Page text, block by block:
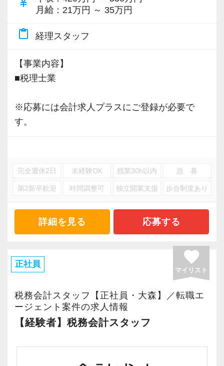
currency_yen
月給 ：21万円 ～ 35万円
content_paste 経理スタッフ
【事業内容】
■税理士業
※応募には会計求人プラスにご登録が必要で
す。
完全週休2日 未経験OK 残業30h以内 急 募
第2新卒歓迎 時間調整可 独立開業支援 歩合制度あり
詳細を見る 応募する
正社員 favorite
マイリスト
税務会計スタッフ【正社員・大森】／転職エ
ージェント案件の求人情報
【経験者】税務会計スタッフ